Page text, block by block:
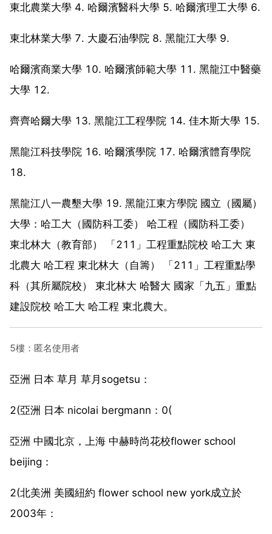
東北農業大學 4. 哈爾濱醫科大學 5. 哈爾濱理工大學 6.
東北林業大學 7. 大慶石油學院 8. 黑龍江大學 9.
哈爾濱商業大學 10. 哈爾濱師範大學 11. 黑龍江中醫藥
大學 12.
齊齊哈爾大學 13. 黑龍江工程學院 14. 佳木斯大學 15.
黑龍江科技學院 16. 哈爾濱學院 17. 哈爾濱體育學院
18.
黑龍江八一農墾大學 19. 黑龍江東方學院 國立（國屬）
大學：哈工大（國防科工委） 哈工程（國防科工委）
東北林大（教育部） 「211」工程重點院校 哈工大 東
北農大 哈工程 東北林大（自籌） 「211」工程重點學
科（其所屬院校） 東北林大 哈醫大 國家「九五」重點
建設院校 哈工大 哈工程 東北農大。
5樓：匿名使用者
亞洲 日本 草月 草月sogetsu：
2(亞洲 日本 nicolai bergmann：0(
亞洲 中國北京，上海 中赫時尚花校flower school
beijing：
2(北美洲 美國紐約 flower school new york成立於
2003年：